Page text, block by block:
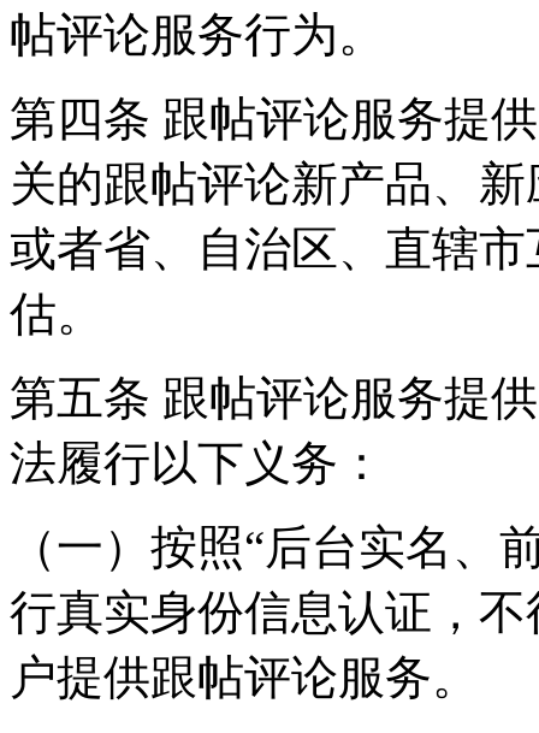
帖评论服务行为。
第四条 跟帖评论服务提
关的跟帖评论新产品、
或者省、自治区、直辖
估。
第五条 跟帖评论服务提
法履行以下义务：
（一）按照“后台实名、
行真实身份信息认证，
户提供跟帖评论服务。